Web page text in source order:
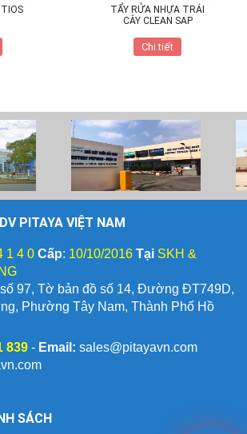
TẨY RỬA NHỰA TRÁI
CÂY CLEAN SAP
Chi tiết
PITAYA VIỆT NAM
1 4 0 Cấp: 10/10/2016 Tại SKH &
97, Tờ bản đồ số 14, Đường ĐT749D,
Phường Tây Nam, Thành Phố Hồ
839 - Email: sales@pitayavn.com
SÁCH